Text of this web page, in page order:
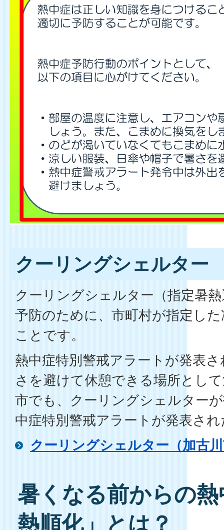
クーリングシェルター
クーリングシェルター（指定暑
予防のために、市町村が指定し
ことです。
熱中症特別警戒アラートが発表
さを避けて休憩できる場所とし
市でも、クーリングシェルター
中症特別警戒アラートが発表さ
クーリングシェルター（加古
暑くなる前からの
熱順化」とは？